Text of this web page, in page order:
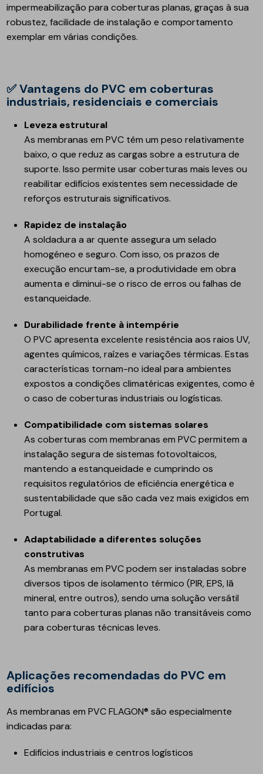
impermeabilização para coberturas planas, graças à sua
robustez, facilidade de instalação e comportamento
exemplar em várias condições.
✅ Vantagens do PVC em coberturas
industriais, residenciais e comerciais
Leveza estrutural
As membranas em PVC têm um peso relativamente
baixo, o que reduz as cargas sobre a estrutura de
suporte. Isso permite usar coberturas mais leves ou
reabilitar edifícios existentes sem necessidade de
reforços estruturais significativos.
Rapidez de instalação
A soldadura a ar quente assegura um selado
homogéneo e seguro. Com isso, os prazos de
execução encurtam-se, a produtividade em obra
aumenta e diminui-se o risco de erros ou falhas de
estanqueidade.
Durabilidade frente à intempérie
O PVC apresenta excelente resistência aos raios UV,
agentes químicos, raízes e variações térmicas. Estas
características tornam-no ideal para ambientes
expostos a condições climatéricas exigentes, como é
o caso de coberturas industriais ou logísticas.
Compatibilidade com sistemas solares
As coberturas com membranas em PVC permitem a
instalação segura de sistemas fotovoltaicos,
mantendo a estanqueidade e cumprindo os
requisitos regulatórios de eficiência energética e
sustentabilidade que são cada vez mais exigidos em
Portugal.
Adaptabilidade a diferentes soluções
construtivas
As membranas em PVC podem ser instaladas sobre
diversos tipos de isolamento térmico (PIR, EPS, lã
mineral, entre outros), sendo uma solução versátil
tanto para coberturas planas não transitáveis como
para coberturas técnicas leves.
Aplicações recomendadas do PVC em
edifícios
As membranas em PVC FLAGON® são especialmente
indicadas para:
Edifícios industriais e centros logísticos